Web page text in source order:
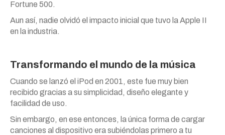
Fortune 500.
Aun así, nadie olvidó el impacto inicial que tuvo la Apple II
en la industria.
Transformando el mundo de la música
Cuando se lanzó el iPod en 2001, este fue muy bien
recibido gracias a su simplicidad, diseño elegante y
facilidad de uso.
Sin embargo, en ese entonces, la única forma de cargar
canciones al dispositivo era subiéndolas primero a tu